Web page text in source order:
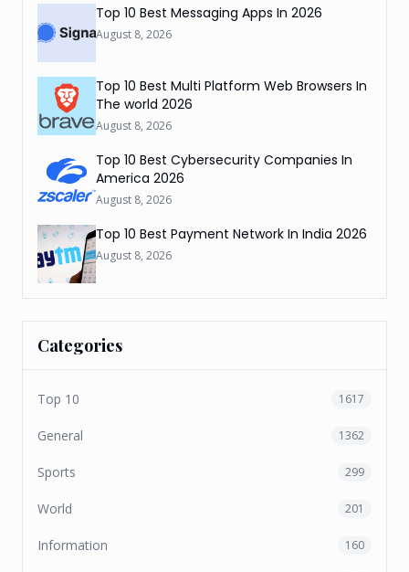
Top 10 Best Messaging Apps In 2026
August 8, 2026
Top 10 Best Multi Platform Web Browsers In
The world 2026
August 8, 2026
Top 10 Best Cybersecurity Companies In
America 2026
August 8, 2026
Top 10 Best Payment Network In India 2026
August 8, 2026
Categories
Top 10 1617
General 1362
Sports 299
World 201
Information 160